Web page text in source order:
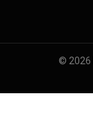
© 2026